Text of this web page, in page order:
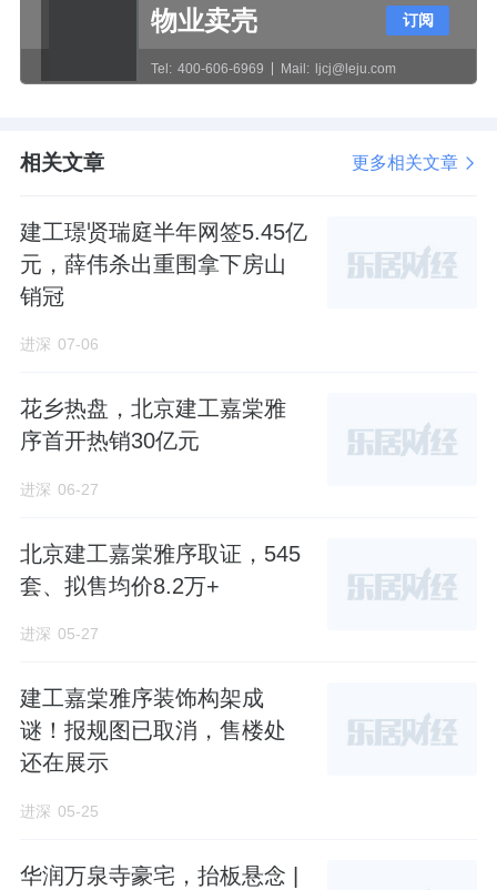
北京建工地产副总经理张浩出任项目公司董事
长，李京昆任总经理。
通勤优势明显，直线距离1公里内有地铁房山线
花乡东桥站、地铁10号线与房山线换乘首经贸
院、北京口腔医院、天坛生活广场、花乡奥莱
村、纪家庙公园。
地产的新盘北京隅西颂；往南稍远一点是中海
丰和叁號院和中建云镜；往东6公里是中环悦
府。
用地待供应。
其中02地块建面超12万㎡，最南边的03地块也
有6.6万㎡。
物业卖壳
Tel: 400-606-6969 Mail: ljcj@leju.com
订阅
相关文章 更多相关文章
建工璟贤瑞庭半年网签5.45亿
元，薛伟杀出重围拿下房山
销冠
进深 07-06
花乡热盘，北京建工嘉棠雅
序首开热销30亿元
进深 06-27
北京建工嘉棠雅序取证，545
套、拟售均价8.2万+
进深 05-27
建工嘉棠雅序装饰构架成
谜！报规图已取消，售楼处
还在展示
进深 05-25
华润万泉寺豪宅，抬板悬念 |